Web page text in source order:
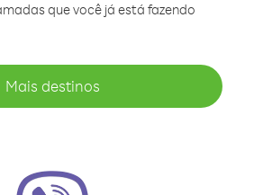
que você já está fazendo
Mais destinos